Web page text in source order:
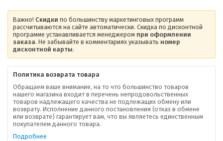
Важно! Скидки по большинству маркетинговых программ
рассчитываются на сайте автоматически. Скидка по дисконтной
программе устанавливается менеджером при оформлении
заказа. Не забывайте в комментариях указывать номер
дисконтной карты.
Политика возврата товара
Обращаем ваше внимание, на то что большинство товаров
нашего магазина входит в перечень непродовольственных
товаров надлежащего качества не подлежащих обмену или
возврату. Исполнение данного постановления (отказ в обмене
или возврате) гарантирует вам, что вы являетесь единственным
покупателем данного товара.
Подробнее
О компании
Ваша скидка